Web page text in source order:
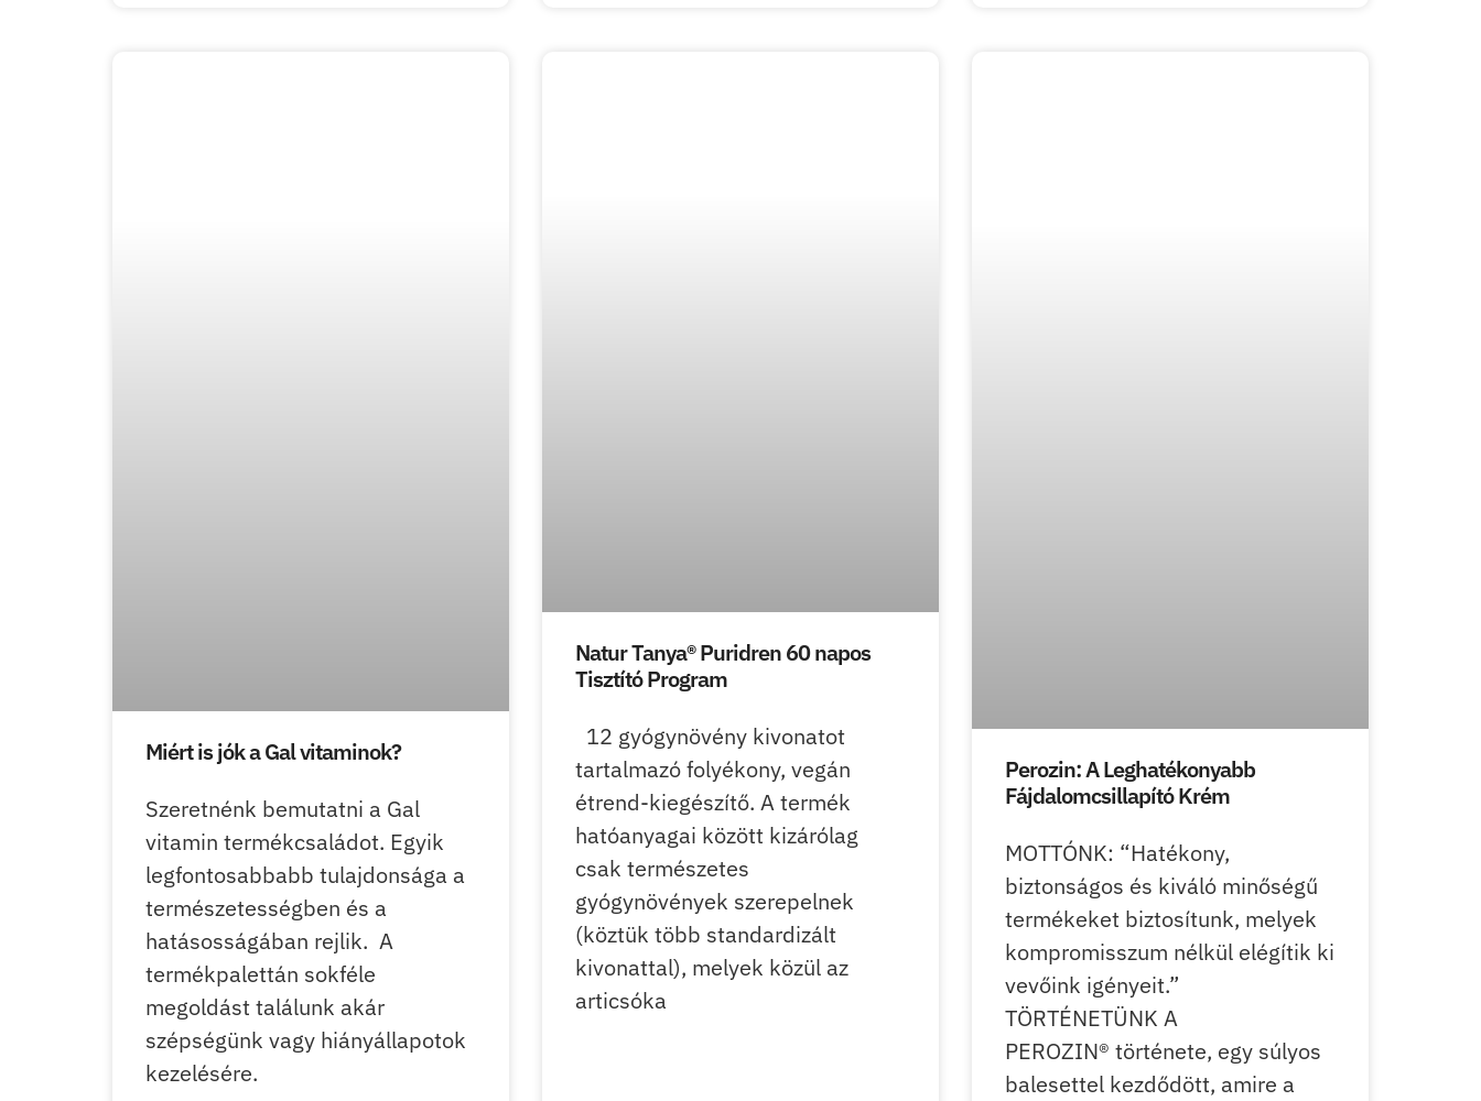
Miért is jók a Gal vitaminok?
Szeretnénk bemutatni a Gal
vitamin termékcsaládot. Egyik
legfontosabbabb tulajdonsága a
természetességben és a
hatásosságában rejlik. A
termékpalettán sokféle
megoldást találunk akár
szépségünk vagy hiányállapotok
kezelésére.
Natur Tanya® Puridren 60 napos
Tisztító Program
12 gyógynövény kivonatot
tartalmazó folyékony, vegán
étrend-kiegészítő. A termék
hatóanyagai között kizárólag
csak természetes
gyógynövények szerepelnek
(köztük több standardizált
kivonattal), melyek közül az
articsóka
Perozin: A Leghatékonyabb
Fájdalomcsillapító Krém
MOTTÓNK: “Hatékony,
biztonságos és kiváló minőségű
termékeket biztosítunk, melyek
kompromisszum nélkül elégítik ki
vevőink igényeit.”
TÖRTÉNETÜNK A
PEROZIN® története, egy súlyos
balesettel kezdődött, amire a